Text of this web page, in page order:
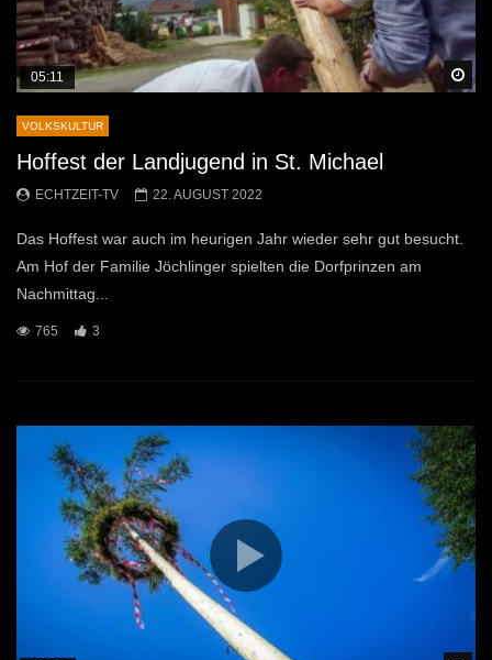
05:11
VOLKSKULTUR
Hoffest der Landjugend in St. Michael
ECHTZEIT-TV 22. AUGUST 2022
Das Hoffest war auch im heurigen Jahr wieder sehr gut besucht.
Am Hof der Familie Jöchlinger spielten die Dorfprinzen am
Nachmittag...
765 3